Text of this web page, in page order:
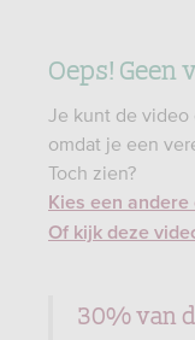
Oeps! Geen
Je kunt de
omdat je een
Toch zien?
Kies een
Of kijk deze
30% van